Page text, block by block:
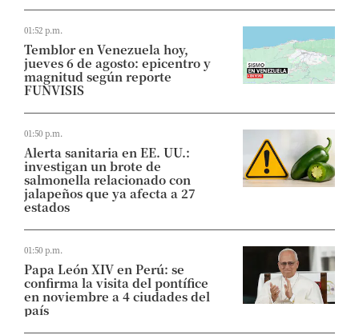
01:52 p.m.
Temblor en Venezuela hoy,
jueves 6 de agosto: epicentro y
magnitud según reporte
FUNVISIS
01:50 p.m.
Alerta sanitaria en EE. UU.:
investigan un brote de
salmonella relacionado con
jalapeños que ya afecta a 27
estados
01:50 p.m.
Papa León XIV en Perú: se
confirma la visita del pontífice
en noviembre a 4 ciudades del
país